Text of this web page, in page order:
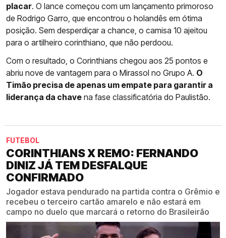
placar. O lance começou com um lançamento primoroso
de Rodrigo Garro, que encontrou o holandês em ótima
posição. Sem desperdiçar a chance, o camisa 10 ajeitou
para o artilheiro corinthiano, que não perdoou.
Com o resultado, o Corinthians chegou aos 25 pontos e
abriu nove de vantagem para o Mirassol no Grupo A. O
Timão precisa de apenas um empate para garantir a
liderança da chave na fase classificatória do Paulistão.
FUTEBOL
CORINTHIANS X REMO: FERNANDO
DINIZ JÁ TEM DESFALQUE
CONFIRMADO
Jogador estava pendurado na partida contra o Grêmio e
recebeu o terceiro cartão amarelo e não estará em
campo no duelo que marcará o retorno do Brasileirão